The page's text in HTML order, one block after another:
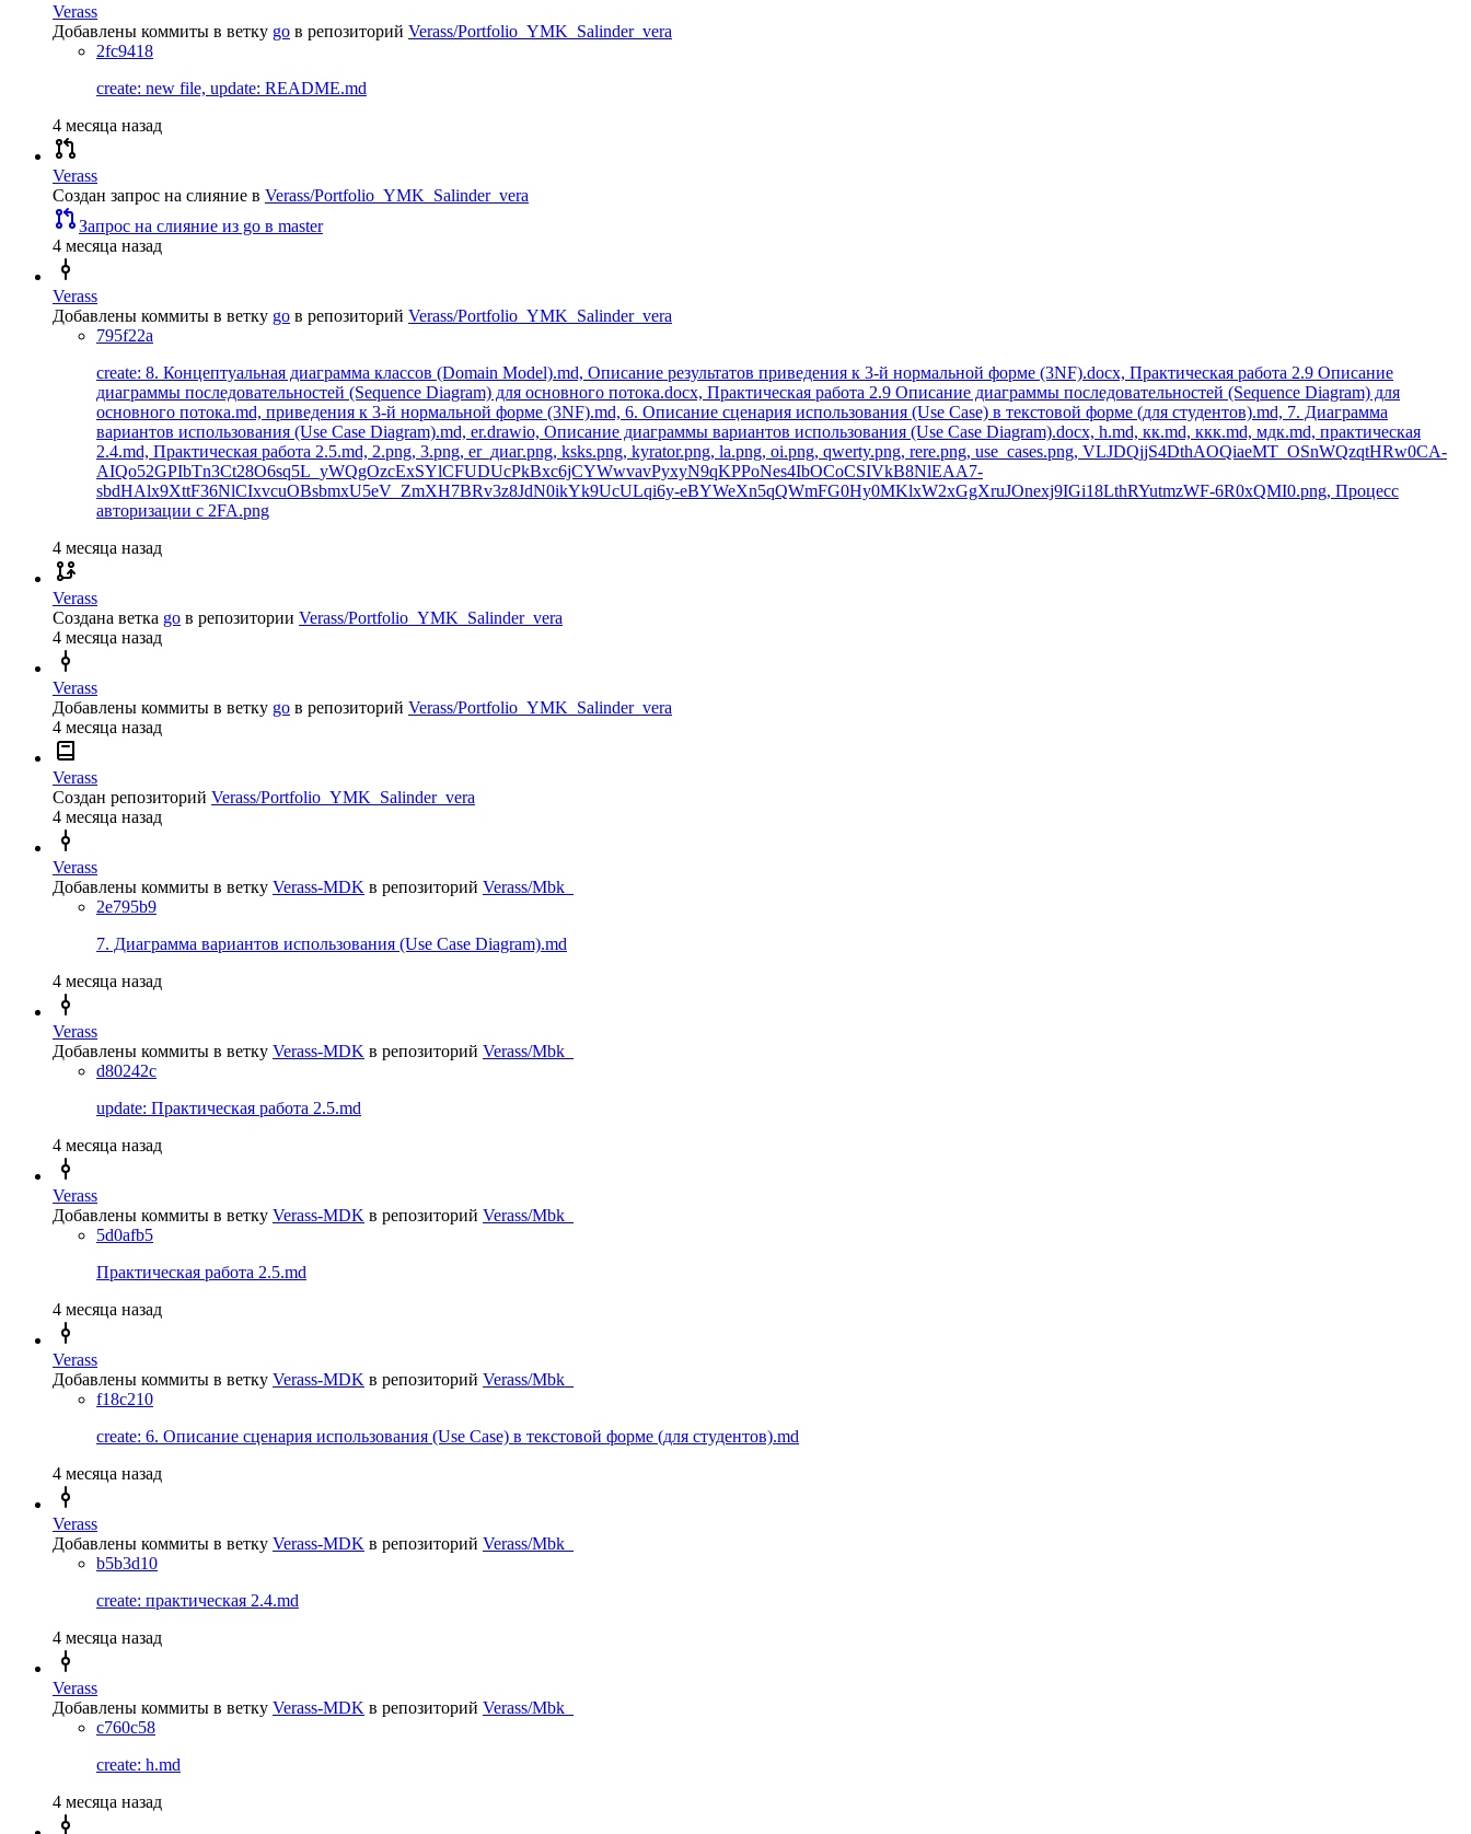
Verass
Добавлены коммиты в ветку go в репозиторий Verass/Portfolio_YMK_Salinder_vera
2fc9418
create: new file, update: README.md
4 месяца назад
Verass
Создан запрос на слияние в Verass/Portfolio_YMK_Salinder_vera
Запрос на слияние из go в master
4 месяца назад
Verass
Добавлены коммиты в ветку go в репозиторий Verass/Portfolio_YMK_Salinder_vera
795f22a
create: 8. Концептуальная диаграмма классов (Domain Model).md, Описание результатов приведения к 3-й нормальной форме (3NF).docx, Практическая работа 2.9 Описание
диаграммы последовательностей (Sequence Diagram) для основного потока.docx, Практическая работа 2.9 Описание диаграммы последовательностей (Sequence Diagram) для
основного потока.md, приведения к 3-й нормальной форме (3NF).md, 6. Описание сценария использования (Use Case) в текстовой форме (для студентов).md, 7. Диаграмма
вариантов использования (Use Case Diagram).md, er.drawio, Описание диаграммы вариантов использования (Use Case Diagram).docx, h.md, кк.md, ккк.md, мдк.md, практическая
2.4.md, Практическая работа 2.5.md, 2.png, 3.png, er_диаг.png, ksks.png, kyrator.png, la.png, oi.png, qwerty.png, rere.png, use_cases.png, VLJDQjjS4DthAOQiaeMT_OSnWQzqtHRw0CA-
AIQo52GPIbTn3Ct28O6sq5L_yWQgOzcExSYlCFUDUcPkBxc6jCYWwvavPyxyN9qKPPoNes4IbOCoCSIVkB8NlEAA7-
sbdHAlx9XttF36NlCIxvcuOBsbmxU5eV_ZmXH7BRv3z8JdN0ikYk9UcULqi6y-eBYWeXn5qQWmFG0Hy0MKlxW2xGgXruJOnexj9IGi18LthRYutmzWF-6R0xQMI0.png, Процесс
авторизации с 2FA.png
4 месяца назад
Verass
Создана ветка go в репозитории Verass/Portfolio_YMK_Salinder_vera
4 месяца назад
Verass
Добавлены коммиты в ветку go в репозиторий Verass/Portfolio_YMK_Salinder_vera
4 месяца назад
Verass
Создан репозиторий Verass/Portfolio_YMK_Salinder_vera
4 месяца назад
Verass
Добавлены коммиты в ветку Verass-MDK в репозиторий Verass/Mbk_
2e795b9
7. Диаграмма вариантов использования (Use Case Diagram).md
4 месяца назад
Verass
Добавлены коммиты в ветку Verass-MDK в репозиторий Verass/Mbk_
d80242c
update: Практическая работа 2.5.md
4 месяца назад
Verass
Добавлены коммиты в ветку Verass-MDK в репозиторий Verass/Mbk_
5d0afb5
Практическая работа 2.5.md
4 месяца назад
Verass
Добавлены коммиты в ветку Verass-MDK в репозиторий Verass/Mbk_
f18c210
create: 6. Описание сценария использования (Use Case) в текстовой форме (для студентов).md
4 месяца назад
Verass
Добавлены коммиты в ветку Verass-MDK в репозиторий Verass/Mbk_
b5b3d10
create: практическая 2.4.md
4 месяца назад
Verass
Добавлены коммиты в ветку Verass-MDK в репозиторий Verass/Mbk_
c760c58
create: h.md
4 месяца назад